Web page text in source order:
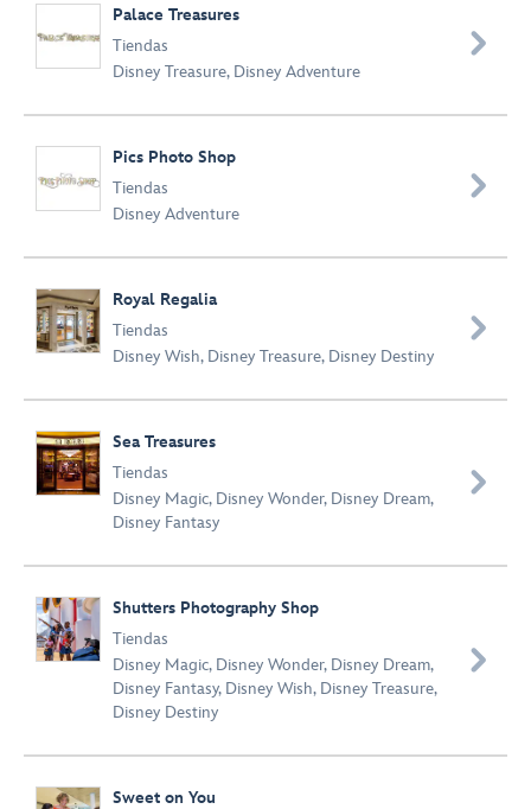
Palace Treasures
Tiendas
Disney Treasure, Disney Adventure

Pics Photo Shop
Tiendas
Disney Adventure

Royal Regalia
Tiendas
Disney Wish, Disney Treasure, Disney Destiny

Sea Treasures
Tiendas
Disney Magic, Disney Wonder, Disney Dream,
Disney Fantasy

Shutters Photography Shop
Tiendas
Disney Magic, Disney Wonder, Disney Dream,
Disney Fantasy, Disney Wish, Disney Treasure,
Disney Destiny

Sweet on You